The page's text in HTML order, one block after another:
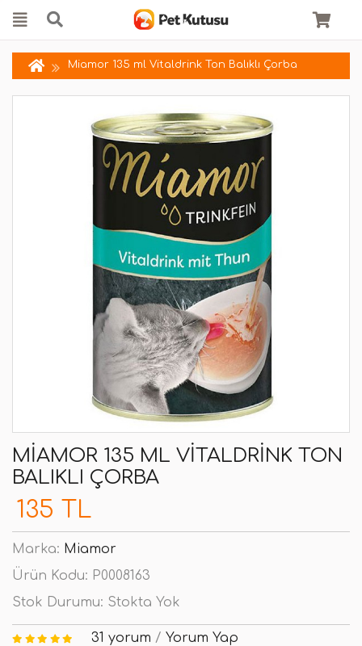
Miamor 135 ml Vitaldrink Ton Balıklı Çorba
MIAMOR 135 ML VITALDRINK TON
BALIKLI ÇORBA
135 TL
Marka: Miamor
Ürün Kodu: P0008163
Stok Durumu: Stokta Yok
31 yorum / Yorum Yap